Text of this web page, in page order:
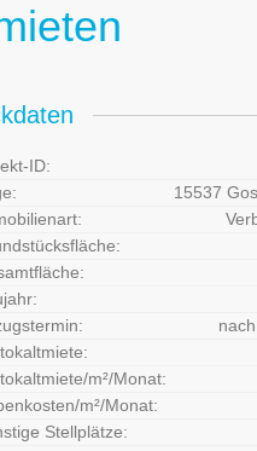
ID:
15537
m²/Monat:
m²/Monat:
Stellplätze: